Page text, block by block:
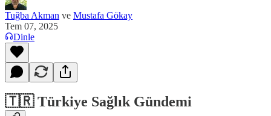
Tuğba Akman ve Mustafa Gökay
Tem 07, 2025
Dinle
🇹🇷 Türkiye Sağlık Gündemi